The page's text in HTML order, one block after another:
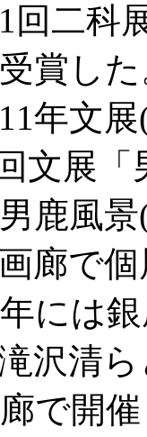
回二科
賞し
年文
文展
鹿風
廊で
には
沢清
で開